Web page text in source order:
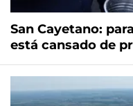
San Cayetano:
está cansado de